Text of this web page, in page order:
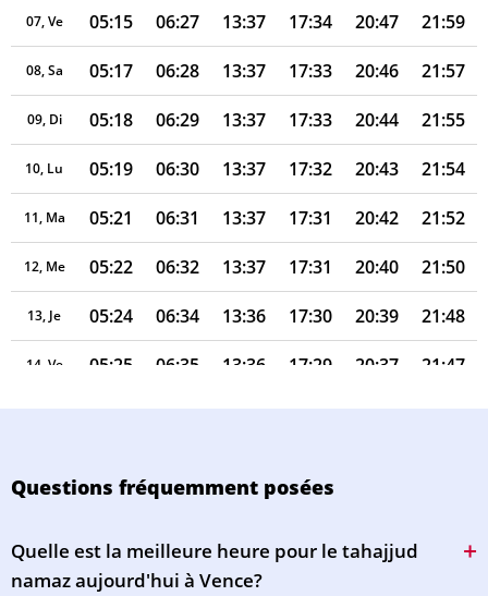
07, Ve 05:15 06:27 13:37 17:34 20:47 21:59
08, Sa 05:17 06:28 13:37 17:33 20:46 21:57
09, Di 05:18 06:29 13:37 17:33 20:44 21:55
10, Lu 05:19 06:30 13:37 17:32 20:43 21:54
11, Ma 05:21 06:31 13:37 17:31 20:42 21:52
12, Me 05:22 06:32 13:37 17:31 20:40 21:50
13, Je 05:24 06:34 13:36 17:30 20:39 21:48
14, Ve 05:25 06:35 13:36 17:29 20:37 21:47
15, Sa 05:26 06:36 13:36 17:29 20:36 21:45
18, Ma 05:31 06:39 13:35 17:26 20:31
Questions fréquemment posées
Quelle est la meilleure heure pour le tahajjud
namaz aujourd'hui à Vence?